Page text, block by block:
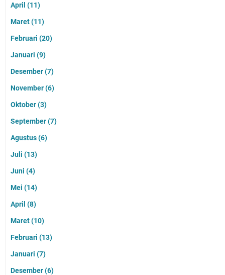
April (11)
Maret(11)
Februari (20)
Januari (9)
Desember(7)
November(6)
Oktober(3)
September(7)
Agustus(6)
Juli (13)
Juni (4)
Mei (14)
April (8)
Maret(10)
Februari (13)
Januari (7)
Desember(6)